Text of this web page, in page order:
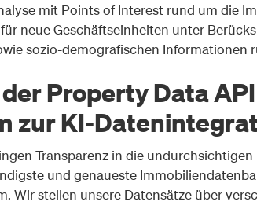
mit Points of Interest rund um die
neue Geschäftseinheiten unter
sozio-demografischen Informationen
Property Data API
zur KI-
Transparenz in die
und genaueste
Wir stellen unsere Datensätze über